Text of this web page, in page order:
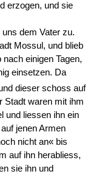
erzogen, und sie
dem Vater zu.
Mossul, und blieb
einigen Tagen,
einsetzen. Da
dieser schoss auf
Stadt waren mit ihm
und liessen ihn ein
jenen Armen
nicht an« bis
auf ihn herabliess,
sie ihn und